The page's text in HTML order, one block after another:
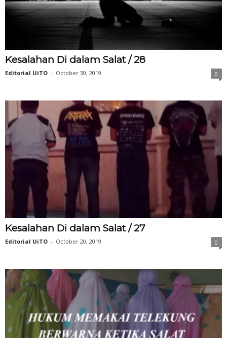
Kesalahan Di dalam Salat / 28
Editorial UiTO - October 30, 2019 0
Kesalahan Di dalam Salat / 27
Editorial UiTO - October 20, 2019 0